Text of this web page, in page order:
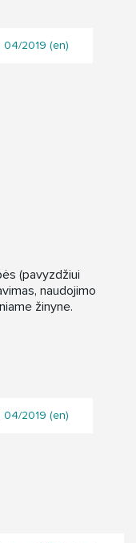
04/2019 (en)
(pavyzdžiui
naudojimo
žinyne.
04/2019 (en)